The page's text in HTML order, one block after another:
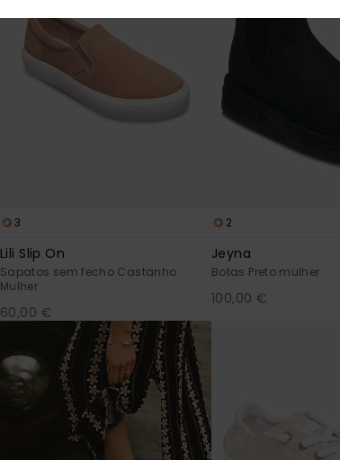
3
Lili Slip On
Sapatos sem fecho Castanho
Mulher
60,00 €
2
Jeyna
Botas Preto mulher
100,00 €